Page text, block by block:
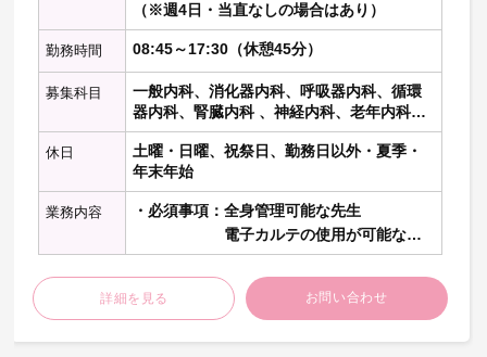
（※週4日・当直なしの場合はあり）
勤務時間 08:45～17:30（休憩45分）
募集科目
一般内科、消化器内科、呼吸器内科、循環
器内科、腎臓内科 、神経内科、老年内科、
内分泌代謝科、糖尿病科 、血液内科 、リウ
マチ膠原病内科、心療内科、総合内科、そ
の他の内科科目
休日
土曜・日曜、祝祭日、勤務日以外・夏季・
年末年始
業務内容
・必須事項：全身管理可能な先生
電子カルテの使用が可能な先
生
→産業医資格があれば尚可
・業務内容：病棟管理（外来なし）
制)
詳細を見る お問い合わせ